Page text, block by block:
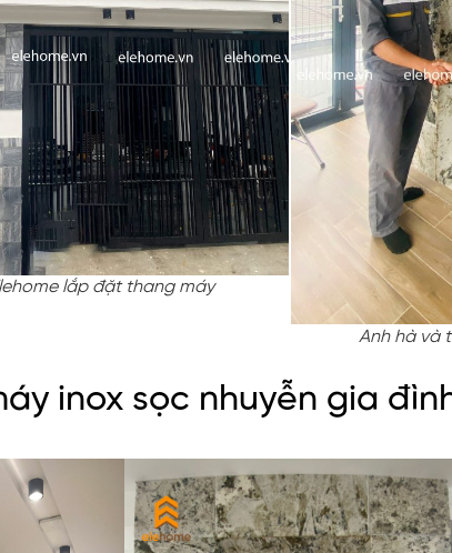
lắp đặt thang máy
Anh hà và
inox sọc nhuyễn gia